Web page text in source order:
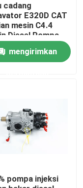
cadang
E320D CAT
mesin C4.4
Diesel Pompa
bahan bakar
mengirimkan
pompa injeksi